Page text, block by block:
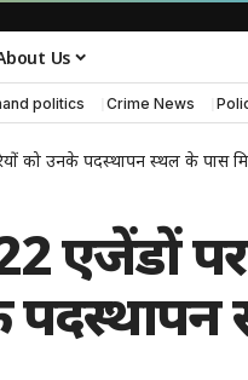
Us
politics Crime News
को उनके पदस्थापन स्थल के पास
एजेंडों